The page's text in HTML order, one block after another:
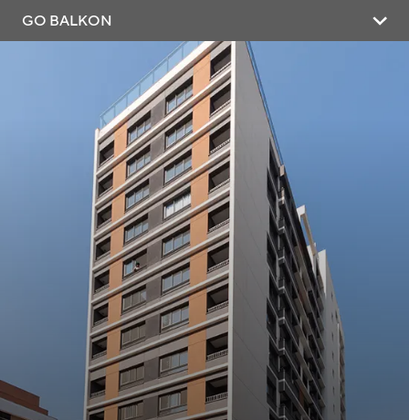
GO BALKON
Fotos Entrega
Localização
Ficha Técnica